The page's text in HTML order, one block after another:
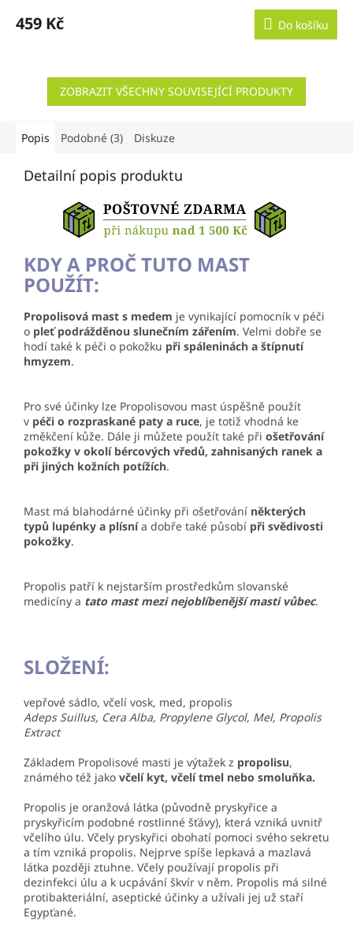
459 Kč Do košíku
ZOBRAZIT VŠECHNY SOUVISEJÍCÍ PRODUKTY
Popis Podobné (3) Diskuze
Detailní popis produktu
KDY A PROČ TUTO MAST
POUŽÍT:
Propolisová mast s medem je vynikající pomocník v péči
o pleť podrážděnou slunečním zářením. Velmi dobře se
hodí také k péči o pokožku při spáleninách a štípnutí
hmyzem.
Pro své účinky lze Propolisovou mast úspěšně použít
v péči o rozpraskané paty a ruce, je totiž vhodná ke
změkčení kůže. Dále ji můžete použít také při ošetřování
pokožky v okolí bércových vředů, zahnisaných ranek a
při jiných kožních potížích.
Mast má blahodárné účinky při ošetřování některých
typů lupénky a plísnía dobře také působí při svědivosti
pokožky.
Propolis patří k nejstarším prostředkům slovanské
medicíny a tato mast mezi nejoblíbenější masti vůbec.
SLOŽENÍ:
vepřové sádlo, včelí vosk, med, propolis
Adeps Suillus, Cera Alba, Propylene Glycol, Mel, Propolis
Extract
Základem Propolisové masti je výtažek z propolisu,
známého též jako včelí kyt, včelí tmel nebo smoluňka.
Propolis je oranžová látka (původně pryskyřice a
pryskyřicím podobné rostlinné šťávy), která vzniká uvnitř
včelího úlu. Včely pryskyřici obohatí pomoci svého sekretu
a tím vzniká propolis. Nejprve spíše lepkavá a mazlavá
látka později ztuhne. Včely používají propolis při
dezinfekci úlu a k ucpávání škvír v něm. Propolis má silné
protibakteriální, aseptické účinky a užívali jej už staří
Egypťané.